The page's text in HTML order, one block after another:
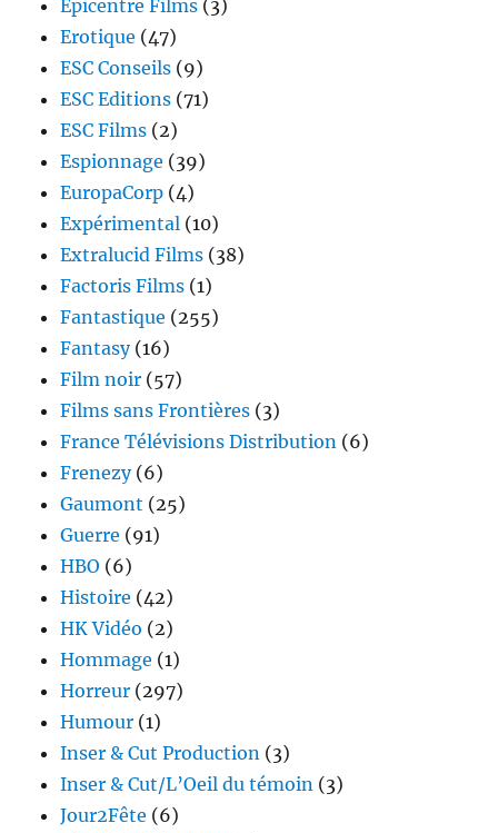
Epicentre Films (3)
Erotique (47)
ESC Conseils (9)
ESC Editions (71)
ESC Films (2)
Espionnage (39)
EuropaCorp (4)
Expérimental (10)
Extralucid Films (38)
Factoris Films (1)
Fantastique (255)
Fantasy(16)
Film noir (57)
Films sans Frontières (3)
France Télévisions Distribution (6)
Frenezy(6)
Gaumont (25)
Guerre (91)
HBO (6)
Histoire (42)
HK Vidéo (2)
Hommage (1)
Horreur (297)
Humour (1)
Inser & Cut Production (3)
Inser & Cut/L’Oeil du témoin (3)
Jour2Fête (6)